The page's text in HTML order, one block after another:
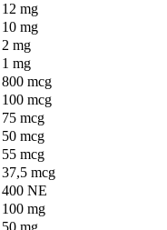
12 mg
10 mg
2 mg
1 mg
800 mcg
100 mcg
75 mcg
50 mcg
55 mcg
37,5 mcg
400 NE
100 mg
50 mg